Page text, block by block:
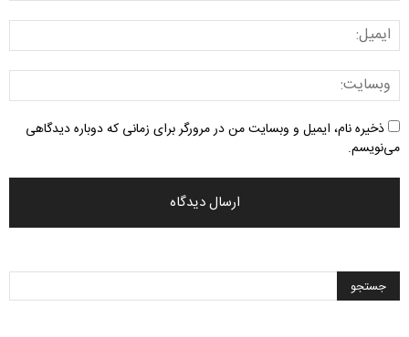
ذخیره نام، ایمیل و وبسایت من در مرورگر برای زمانی که دوباره دیدگاهی
می‌نویسم.